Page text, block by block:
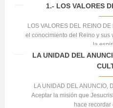
1.- LOS VALORES
LOS VALORES DEL REINO
el conocimiento del Reino y sus
la
LA UNIDAD DEL
LA UNIDAD DEL ANUNCIO,
Aceptar la misión que
hace recordar